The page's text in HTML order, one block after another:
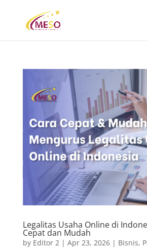
Legalitas Usaha Online di
Cepat dan Mudah
by Editor 2 | Apr 23, 2026| Bisnis,